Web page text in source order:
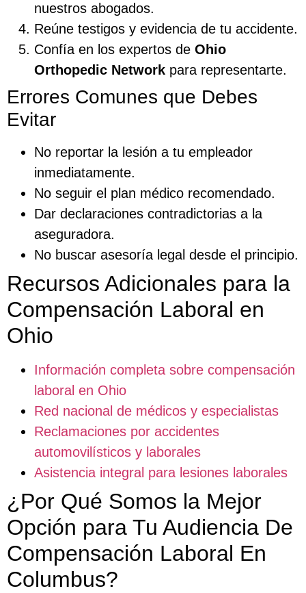
nuestros abogados.
Reúne testigos y evidencia de tu accidente.
Confía en los expertos de Ohio
Orthopedic Network para representarte.
Errores Comunes que Debes
Evitar
No reportar la lesión a tu empleador
inmediatamente.
No seguir el plan médico recomendado.
Dar declaraciones contradictorias a la
aseguradora.
No buscar asesoría legal desde el principio.
Recursos Adicionales para la
Compensación Laboral en
Ohio
Información completa sobre compensación
laboral en Ohio
Red nacional de médicos y especialistas
Reclamaciones por accidentes
automovilísticos y laborales
Asistencia integral para lesiones laborales
¿Por Qué Somos la Mejor
Opción para Tu Audiencia De
Compensación Laboral En
Columbus?